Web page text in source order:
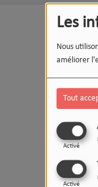
Les
Nous
améliorer
Tout
Activé
Activé